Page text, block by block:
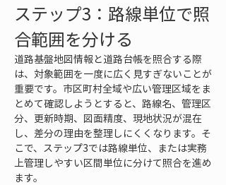
ステップ3：路線単位で照
合範囲を分ける
道路基盤地図情報と道路台帳を照合する際
は、対象範囲を一度に広く見すぎないことが
重要です。市区町村全域や広い管理区域をま
とめて確認しようとすると、路線名、管理区
分、更新時期、図面精度、現地状況が混在
し、差分の理由を整理しにくくなります。そ
こで、ステップ3では路線単位、または実務
上管理しやすい区間単位に分けて照合を進め
ます。